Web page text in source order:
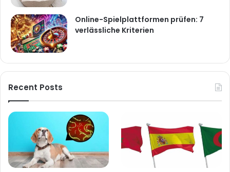
Online-Spielplattformen prüfen: 7
verlässliche Kriterien
Recent Posts